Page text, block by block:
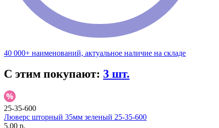
40 000+ наименований, актуальное наличие на складе
С этим покупают: 3 шт.
25-35-600
Люверс шторный 35мм зеленый 25-35-600
5.00 р.